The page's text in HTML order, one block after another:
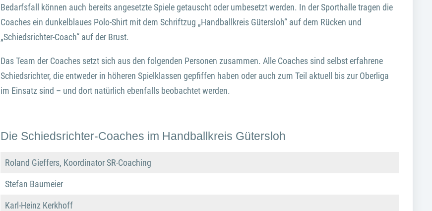
Bedarfsfall können auch bereits angesetzte Spiele getauscht oder umbesetzt werden. In der Sporthalle tragen die
Coaches ein dunkelblaues Polo-Shirt mit dem Schriftzug „Handballkreis Gütersloh“ auf dem Rücken und
„Schiedsrichter-Coach“ auf der Brust.
Das Team der Coaches setzt sich aus den folgenden Personen zusammen. Alle Coaches sind selbst erfahrene
Schiedsrichter, die entweder in höheren Spielklassen gepfiffen haben oder auch zum Teil aktuell bis zur Oberliga
im Einsatz sind – und dort natürlich ebenfalls beobachtet werden.
Die Schiedsrichter-Coaches im Handballkreis Gütersloh
Roland Gieffers, Koordinator SR-Coaching
Stefan Baumeier
Karl-Heinz Kerkhoff